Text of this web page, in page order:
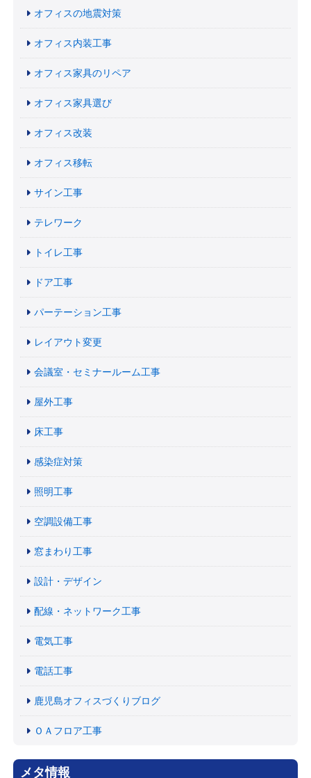
オフィスの地震対策
オフィス内装工事
オフィス家具のリペア
オフィス家具選び
オフィス改装
オフィス移転
サイン工事
テレワーク
トイレ工事
ドア工事
パーテーション工事
レイアウト変更
会議室・セミナールーム工事
屋外工事
床工事
感染症対策
照明工事
空調設備工事
窓まわり工事
設計・デザイン
配線・ネットワーク工事
電気工事
電話工事
鹿児島オフィスづくりブログ
ＯＡフロア工事
メタ情報